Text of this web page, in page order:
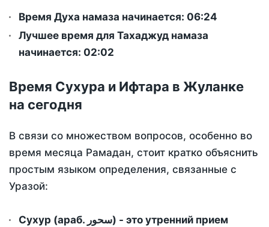
Время Духа намаза начинается: 06:24
Лучшее время для Тахаджуд намаза
начинается: 02:02
Время Сухура и Ифтара в Жуланке
на сегодня
В связи со множеством вопросов, особенно во
время месяца Рамадан, стоит кратко объяснить
простым языком определения, связанные с
Уразой:
Сухур (араб. سحور) - это утренний прием